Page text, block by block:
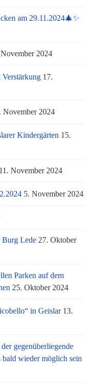
am 29.11.2024🎄✨
2024
17.
November 2024
Kindergärten 15.
11. November 2024
5. November 2024
Burg Lede 27. Oktober
Parken auf dem
25. Oktober 2024
in Geislar 13.
gegenüberliegende
bald wieder möglich sein